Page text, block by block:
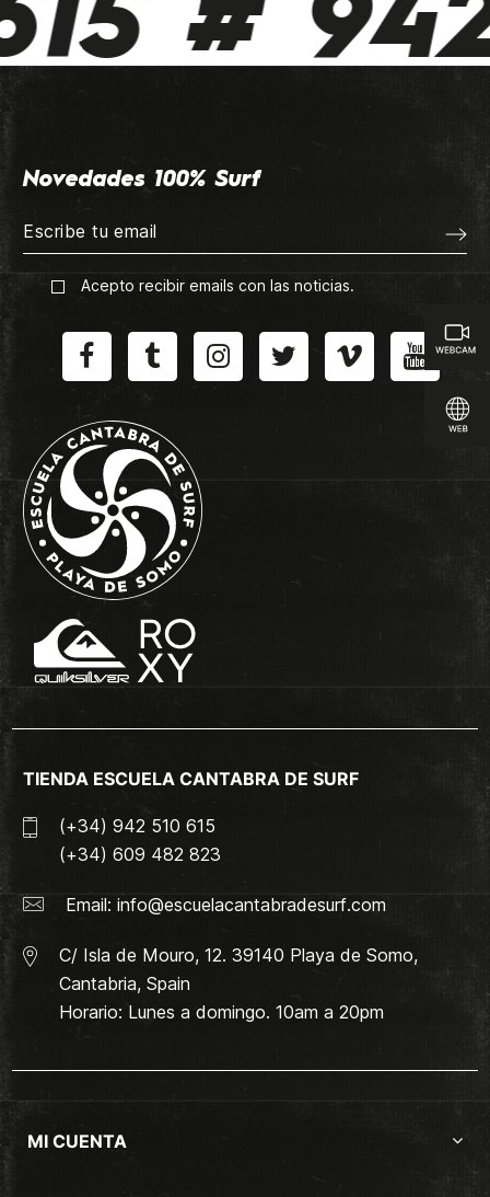
#
Novedades 100% Surf
Acepto recibir emails con las noticias.
TIENDA ESCUELA CANTABRA DE SURF
(+34) 942 510 615
(+34) 609 482 823
Email: info@escuelacantabradesurf.com
C/ Isla de Mouro, 12. 39140 Playa de Somo,
Cantabria, Spain
Horario: Lunes a domingo. 10am a 20pm
MI CUENTA